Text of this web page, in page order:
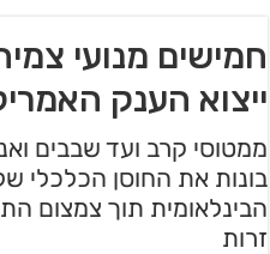
חמישים מנועי
ייצוא הענק
ממטוסי קרב ועד שבבים
בונות את החוסן הכלכלי
הבינלאומית תוך צמצום
זרות